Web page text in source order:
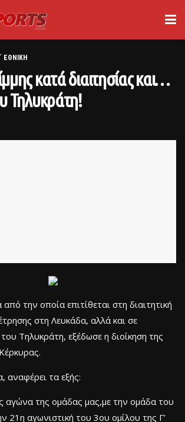
ΕΘΝΙΚΗ
κατά διαιτησίας και…
Τηλυκράτη!
την οποία επιτίθεται στη διαιτητική
στη Λευκάδα, αλλά και σε
Τηλυκράτη, εξέδωσε η διοίκηση της
αναφέρει τα εξής:
αγώνα της ομάδας μας,με την ομάδα του
21η αγωνιστική του 3ου ομίλου της Γ’